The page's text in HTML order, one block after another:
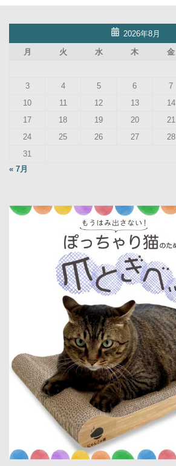
2026年8月
月
火 水 木 金
3
4 5 6 7
10
11 12 13 14
17
18 19 20 21
24
25 26 27 28
31
« 7月